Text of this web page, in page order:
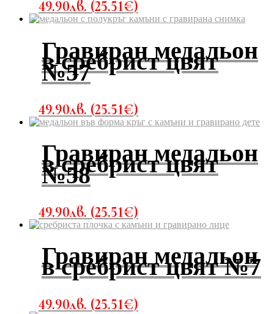
49.90лв. (25.51€)
Гравиран медальон
в сребрист цвят
№57
49.90лв. (25.51€)
Гравиран медальон
в сребрист цвят
№58
49.90лв. (25.51€)
Гравиран медальон
в сребрист цвят №7
49.90лв. (25.51€)